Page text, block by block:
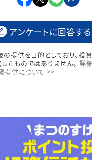
アンケートに回答する
提供を目的としており、投
たものではありません。 詳
提供について >>